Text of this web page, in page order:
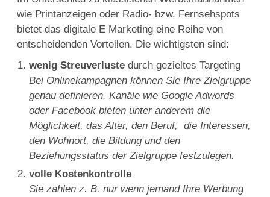
wie Printanzeigen oder Radio- bzw. Fernsehspots
bietet das digitale E Marketing eine Reihe von
entscheidenden Vorteilen. Die wichtigsten sind:
wenig Streuverlustedurch gezieltes Targeting
Bei Onlinekampagnen können Sie Ihre Zielgruppe
genau definieren. Kanäle wie Google Adwords
oder Facebook bieten unter anderem die
Möglichkeit, das Alter, den Beruf, die Interessen,
den Wohnort, die Bildung und den
Beziehungsstatus der Zielgruppe festzulegen.
volle Kostenkontrolle
Sie zahlen z. B. nur wenn jemand Ihre Werbung